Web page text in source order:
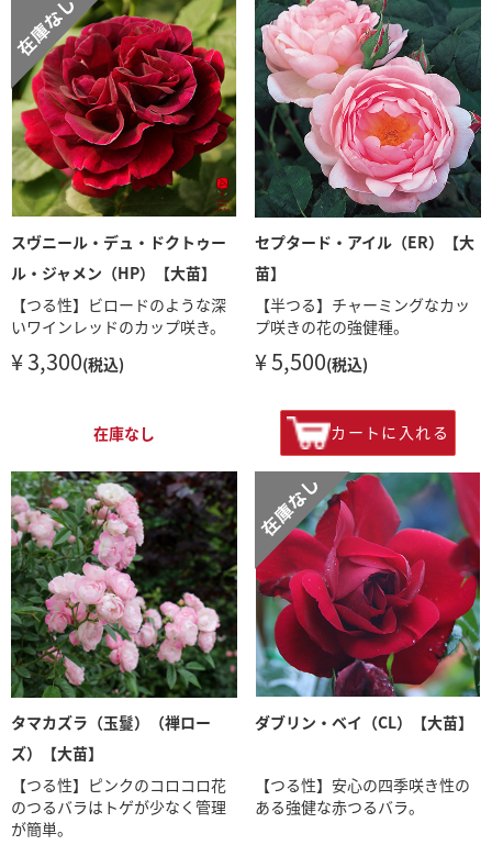
スヴニール・デュ・ドクトゥー
ル・ジャメン（HP）【大苗】
【つる性】ビロードのような深
いワインレッドのカップ咲き。
¥ 3,300(税込)
在庫なし
セプタード・アイル（ER）【大
苗】
【半つる】チャーミングなカッ
プ咲きの花の強健種。
¥ 5,500(税込)
カートに入れる
タマカズラ（玉鬘）（禅ロー
ズ）【大苗】
【つる性】ピンクのコロコロ花
のつるバラはトゲが少なく管理
が簡単。
ダブリン・ベイ（CL）【大苗】
【つる性】安心の四季咲き性の
ある強健な赤つるバラ。